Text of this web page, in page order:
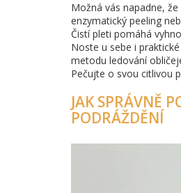
Možná vás napadne,
enzymatický peeling
Čistí pleti pomáhá
Noste u sebe i
metodu ledování
Pečujte o svou citlivou
JAK SPRÁVNĚ
PODRÁŽDĚNÍ